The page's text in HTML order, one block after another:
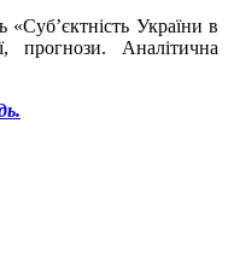
України в
прогнози. Аналітична